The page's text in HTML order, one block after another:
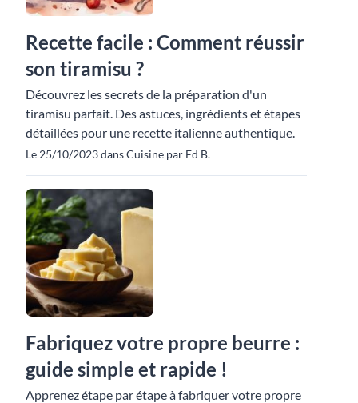
Recette facile : Comment réussir
son tiramisu ?
Découvrez les secrets de la préparation d'un
tiramisu parfait. Des astuces, ingrédients et étapes
détaillées pour une recette italienne authentique.
Le 25/10/2023 dans Cuisine par Ed B.
Fabriquez votre propre beurre :
guide simple et rapide !
Apprenez étape par étape à fabriquer votre propre